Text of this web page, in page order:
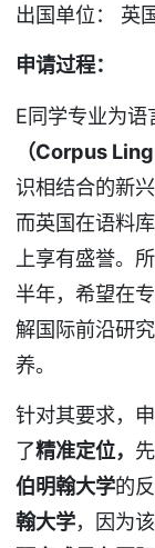
出国单位： 英
申请过程：
E同学专业为语
（Corpus
识相结合的新
而英国在语料
上享有盛誉。
半年，希望在
解国际前沿研
养。
针对其要求，
了精准定位，
伯明翰大学的
翰大学，因为